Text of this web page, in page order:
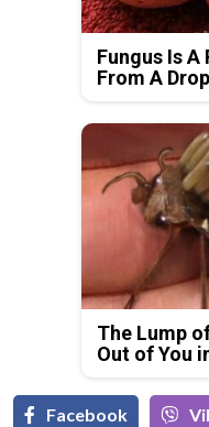
Fungus Is A
From A
The Lump
Out of You
Facebook